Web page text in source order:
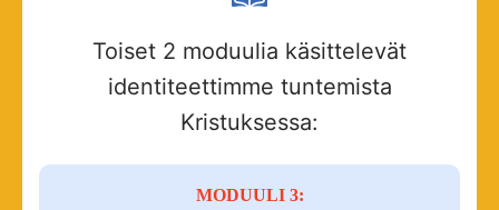
Toiset 2 moduulia käsittelevät
identiteettimme tuntemista
Kristuksessa:
MODUULI 3: